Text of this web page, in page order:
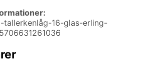
tallerkenlåg-16-glas-erling-